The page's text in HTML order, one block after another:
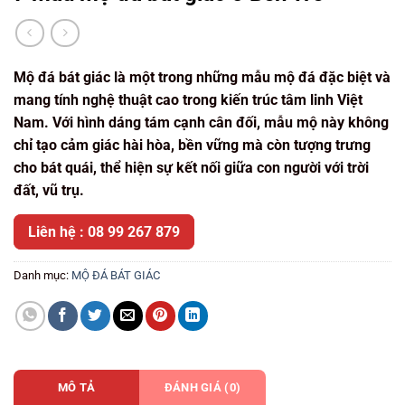
Mộ đá bát giác là một trong những mẫu mộ đá đặc biệt và
mang tính nghệ thuật cao trong kiến trúc tâm linh Việt
Nam. Với hình dáng tám cạnh cân đối, mẫu mộ này không
chỉ tạo cảm giác hài hòa, bền vững mà còn tượng trưng
cho bát quái, thể hiện sự kết nối giữa con người với trời
đất, vũ trụ.
Liên hệ : 08 99 267 879
Danh mục: MỘ ĐÁ BÁT GIÁC
MÔ TẢ ĐÁNH GIÁ (0)